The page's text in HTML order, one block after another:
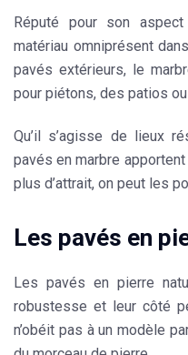
Réputé pour son aspect
matériau omniprésent
pavés extérieurs, le
pour piétons, des patios
Qu’il s’agisse de lieux
pavés en marbre
plus d’attrait, on peut les
Les pavés en
Les pavés en pierre
robustesse et leur côté
n’obéit pas à un modèle